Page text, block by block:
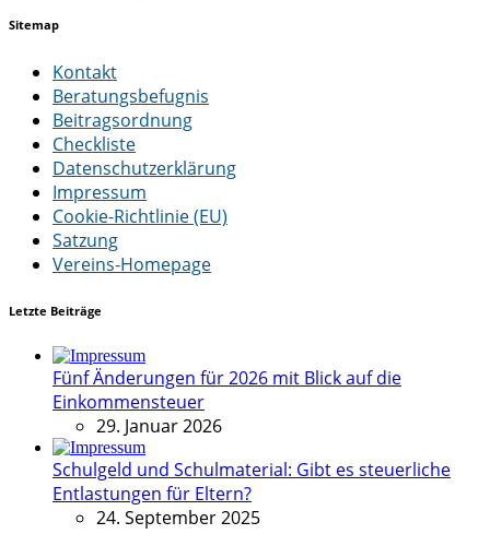
Sitemap
Kontakt
Beratungsbefugnis
Beitragsordnung
Checkliste
Datenschutzerklärung
Impressum
Cookie-Richtlinie (EU)
Satzung
Vereins-Homepage
Letzte Beiträge
Fünf Änderungen für 2026 mit Blick auf die
Einkommensteuer
29. Januar 2026
Schulgeld und Schulmaterial: Gibt es steuerliche
Entlastungen für Eltern?
24. September 2025